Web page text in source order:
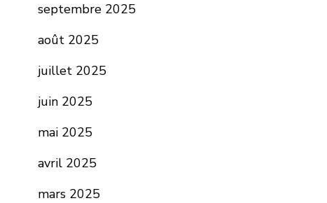
septembre 2025
août 2025
juillet 2025
juin 2025
mai 2025
avril 2025
mars 2025